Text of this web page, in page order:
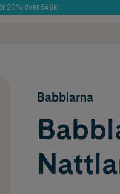
20% över 649kr
Babblarna